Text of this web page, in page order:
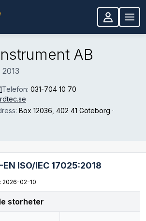
AB
Telefon: 031-704 10 70
Box 12036 , 402 41 Göteborg ·
EN ISO/IEC 17025:2018
2026-02-10
storheter